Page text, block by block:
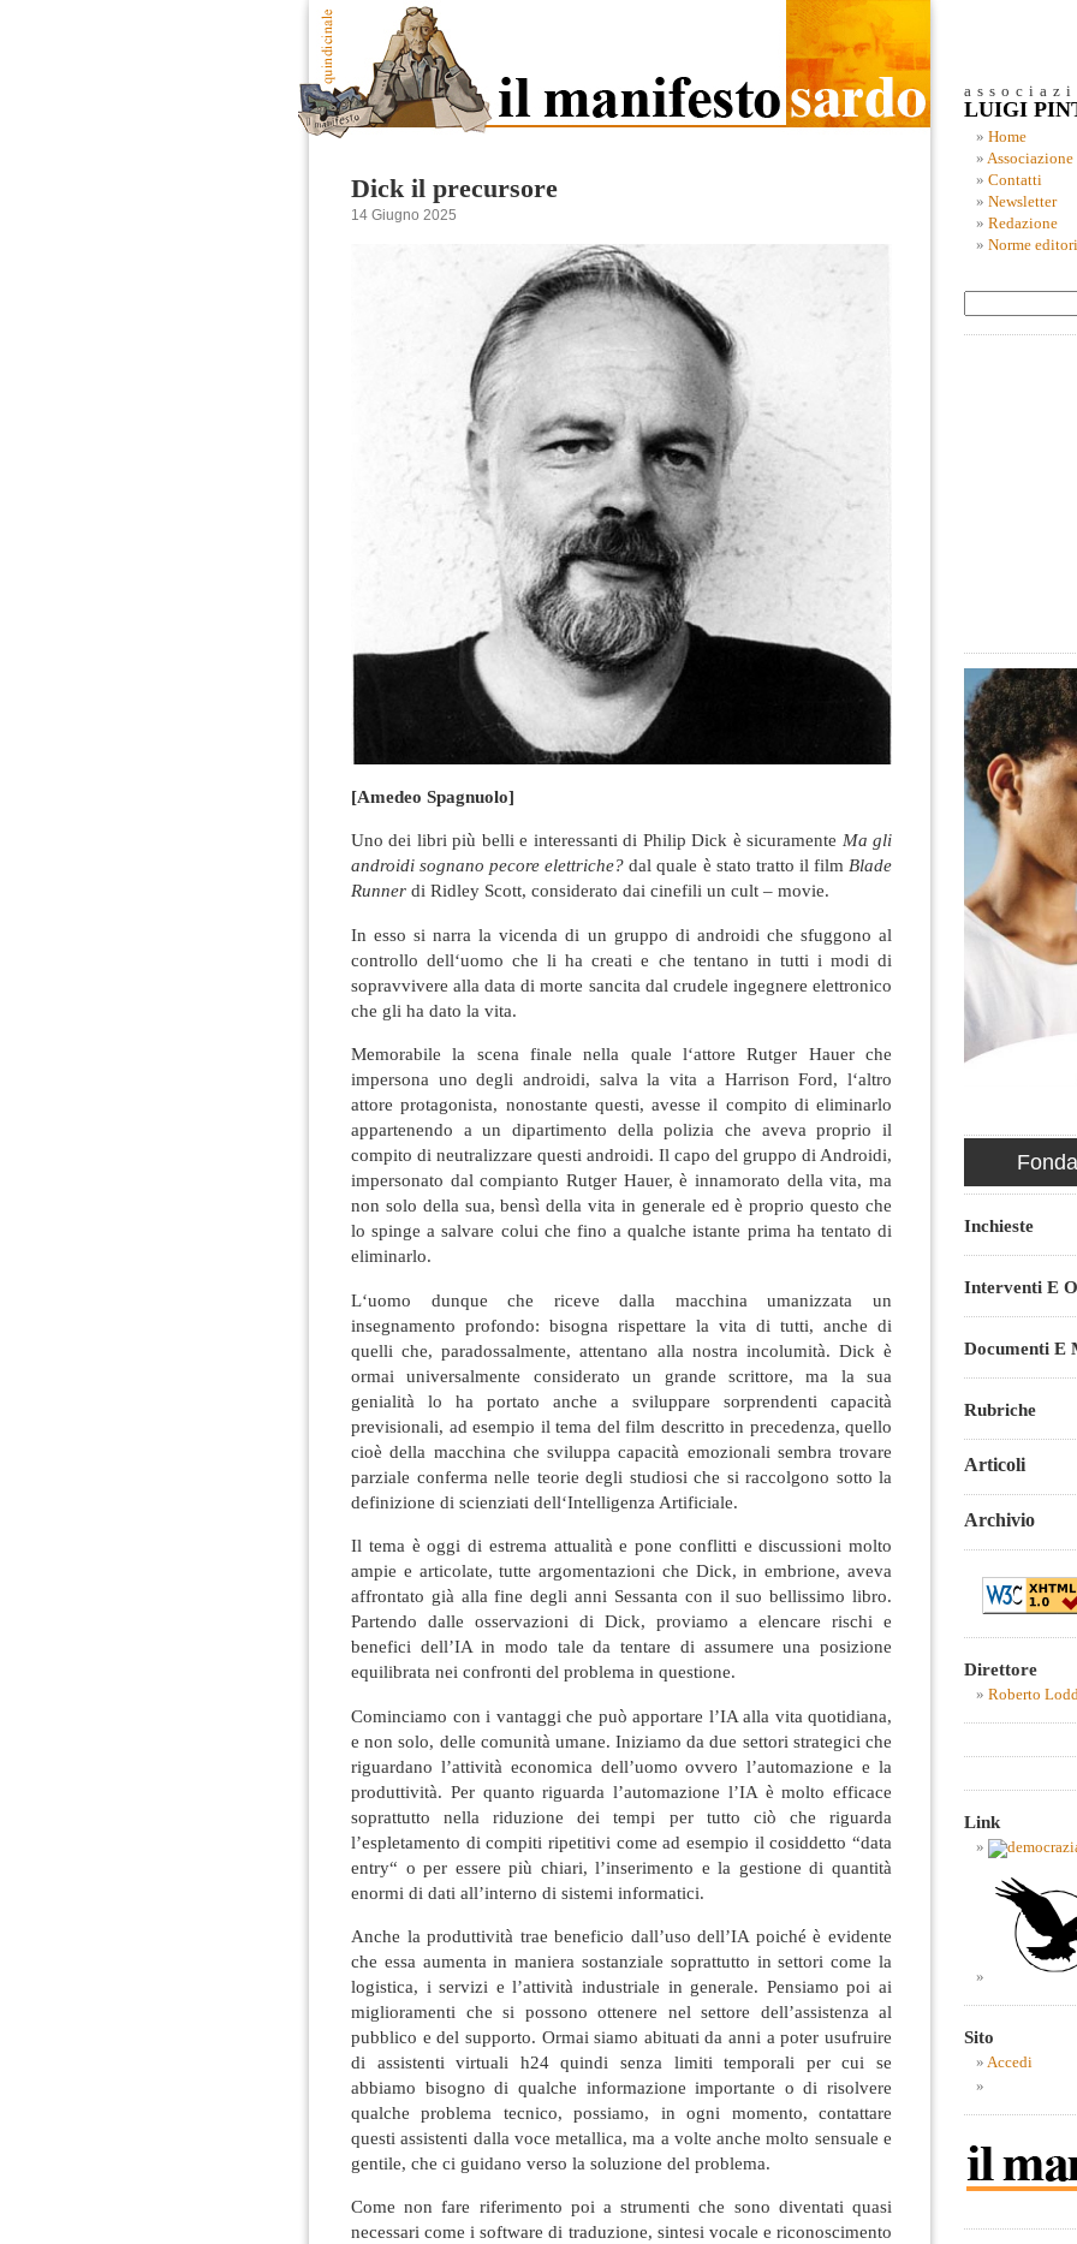
Dick il precursore
14 Giugno 2025
[Amedeo Spagnuolo]
Uno dei libri più belli e interessanti di Philip Dick è sicuramente Ma gli
androidi sognano pecore elettriche? dal quale è stato tratto il film Blade
Runner di Ridley Scott, considerato dai cinefili un cult – movie.
In esso si narra la vicenda di un gruppo di androidi che sfuggono al
controllo dell‘uomo che li ha creati e che tentano in tutti i modi di
sopravvivere alla data di morte sancita dal crudele ingegnere elettronico
che gli ha dato la vita.
Memorabile la scena finale nella quale l‘attore Rutger Hauer che
impersona uno degli androidi, salva la vita a Harrison Ford, l‘altro
attore protagonista, nonostante questi, avesse il compito di eliminarlo
appartenendo a un dipartimento della polizia che aveva proprio il
compito di neutralizzare questi androidi. Il capo del gruppo di Androidi,
impersonato dal compianto Rutger Hauer, è innamorato della vita, ma
non solo della sua, bensì della vita in generale ed è proprio questo che
lo spinge a salvare colui che fino a qualche istante prima ha tentato di
eliminarlo.
L‘uomo dunque che riceve dalla macchina umanizzata un
insegnamento profondo: bisogna rispettare la vita di tutti, anche di
quelli che, paradossalmente, attentano alla nostra incolumità. Dick è
ormai universalmente considerato un grande scrittore, ma la sua
genialità lo ha portato anche a sviluppare sorprendenti capacità
previsionali, ad esempio il tema del film descritto in precedenza, quello
cioè della macchina che sviluppa capacità emozionali sembra trovare
parziale conferma nelle teorie degli studiosi che si raccolgono sotto la
definizione di scienziati dell‘Intelligenza Artificiale.
Il tema è oggi di estrema attualità e pone conflitti e discussioni molto
ampie e articolate, tutte argomentazioni che Dick, in embrione, aveva
affrontato già alla fine degli anni Sessanta con il suo bellissimo libro.
Partendo dalle osservazioni di Dick, proviamo a elencare rischi e
benefici dell’IA in modo tale da tentare di assumere una posizione
equilibrata nei confronti del problema in questione.
Cominciamo con i vantaggi che può apportare l’IA alla vita quotidiana,
e non solo, delle comunità umane. Iniziamo da due settori strategici che
riguardano l’attività economica dell’uomo ovvero l’automazione e la
produttività. Per quanto riguarda l’automazione l’IA è molto efficace
soprattutto nella riduzione dei tempi per tutto ciò che riguarda
l’espletamento di compiti ripetitivi come ad esempio il cosiddetto “data
entry“ o per essere più chiari, l’inserimento e la gestione di quantità
enormi di dati all’interno di sistemi informatici.
Anche la produttività trae beneficio dall’uso dell’IA poiché è evidente
che essa aumenta in maniera sostanziale soprattutto in settori come la
logistica, i servizi e l’attività industriale in generale. Pensiamo poi ai
miglioramenti che si possono ottenere nel settore dell’assistenza al
pubblico e del supporto. Ormai siamo abituati da anni a poter usufruire
di assistenti virtuali h24 quindi senza limiti temporali per cui se
abbiamo bisogno di qualche informazione importante o di risolvere
qualche problema tecnico, possiamo, in ogni momento, contattare
questi assistenti dalla voce metallica, ma a volte anche molto sensuale e
gentile, che ci guidano verso la soluzione del problema.
Come non fare riferimento poi a strumenti che sono diventati quasi
necessari come i software di traduzione, sintesi vocale e riconoscimento
LUIGI
Home
Associazione
Contatti
Newsletter
Redazione
Norme
Inchieste
Interventi E
Documenti E
Rubriche
Articoli
Archivio
Direttore
Roberto
Link
Sito
Accedi